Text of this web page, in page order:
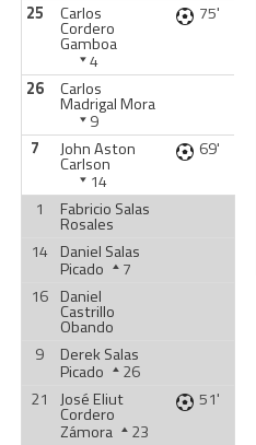
25
Carlos
Cordero
Gamboa
4
75'
26 Carlos
Madrigal Mora
9
7
John Aston
Carlson
14
69'
1 Fabricio Salas
Rosales
14 Daniel Salas
Picado
7
16 Daniel
Castrillo
Obando
9
Derek Salas
Picado
26
21 José Eliut
Cordero
Zámora 23
51'